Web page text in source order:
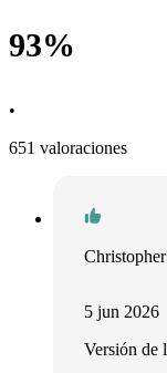
93%
•
651 valoraciones
5 jun 2026
Versión de